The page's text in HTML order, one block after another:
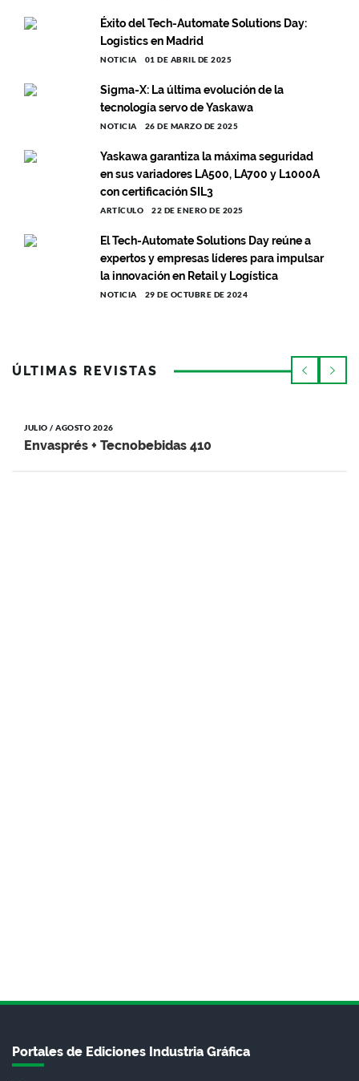
Éxito del Tech-Automate Solutions Day:
Logistics en Madrid
NOTICIA 01 DE ABRIL DE 2025
Sigma-X: La última evolución de la
tecnología servo de Yaskawa
NOTICIA 26 DE MARZO DE 2025
Yaskawa garantiza la máxima seguridad
en sus variadores LA500, LA700 y L1000A
con certificación SIL3
ARTÍCULO 22 DE ENERO DE 2025
El Tech-Automate Solutions Day reúne a
expertos y empresas líderes para impulsar
la innovación en Retail y Logística
NOTICIA 29 DE OCTUBRE DE 2024
ÚLTIMAS REVISTAS
JULIO / AGOSTO 2026
Envasprés + Tecnobebidas 410
Portales de Ediciones Industria Gráfica